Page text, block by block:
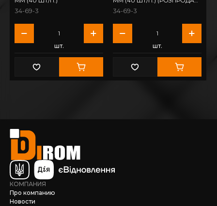
34-69-3
шт.
34-69-3
шт.
КОМПАНИЯ
Про компанию
Новости